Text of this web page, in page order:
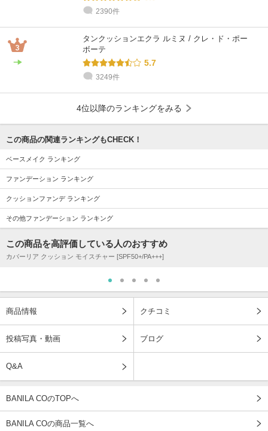
2390件
タンクッションエクラ ルミヌ / クレ・ド・ポー
ボーテ
5.7
3249件
4位以降のランキングをみる
この商品の関連ランキングもCHECK！
ベースメイク ランキング
ファンデーション ランキング
クッションファンデ ランキング
その他ファンデーション ランキング
この商品を高評価している人のおすすめ
カバーリア クッション モイスチャー [SPF50+/PA+++]
商品情報 クチコミ
投稿写真・動画 ブログ
Q&A
BANILA COのTOPへ
BANILA COの商品一覧へ